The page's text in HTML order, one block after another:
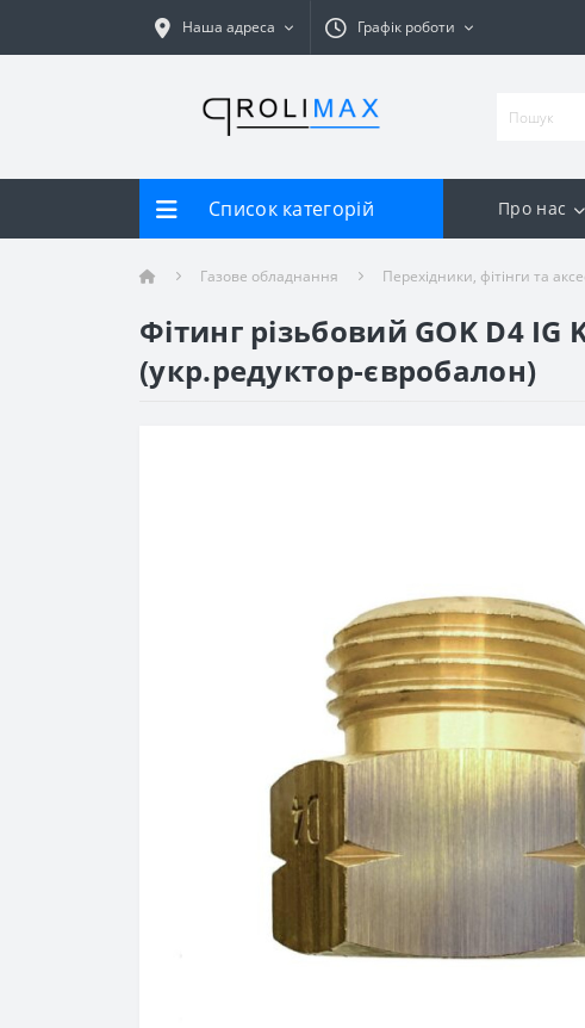
Наша адреса Графік роботи
Список категорій Про нас
Газове обладнання Перехідники, фітінги та
Фітинг різьбовий GOK D4 IG
(укр.редуктор-євробалон)